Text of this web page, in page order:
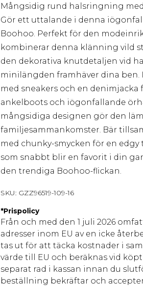
Mångsidig rund halsringning
Gör ett uttalande i denna
Boohoo. Perfekt för den
kombinerar denna klänning vild
den dekorativa knutdetaljen vid
minilängden framhäver dina ben.
med sneakers och en
ankelboots och iögonfallande
mångsidiga designen gör den
familjesammankomster. Bär
med chunky-smycken för en
som snabbt blir en favorit i din
den trendiga Boohoo-flickan.
SKU: GZZ96519-109-16
*Prispolicy
Från och med den 1 juli 2026
adresser inom EU av en icke
tas ut för att täcka kostnader i
värde till EU och beräknas vid
separat rad i kassan innan du
beställning bekräftar och